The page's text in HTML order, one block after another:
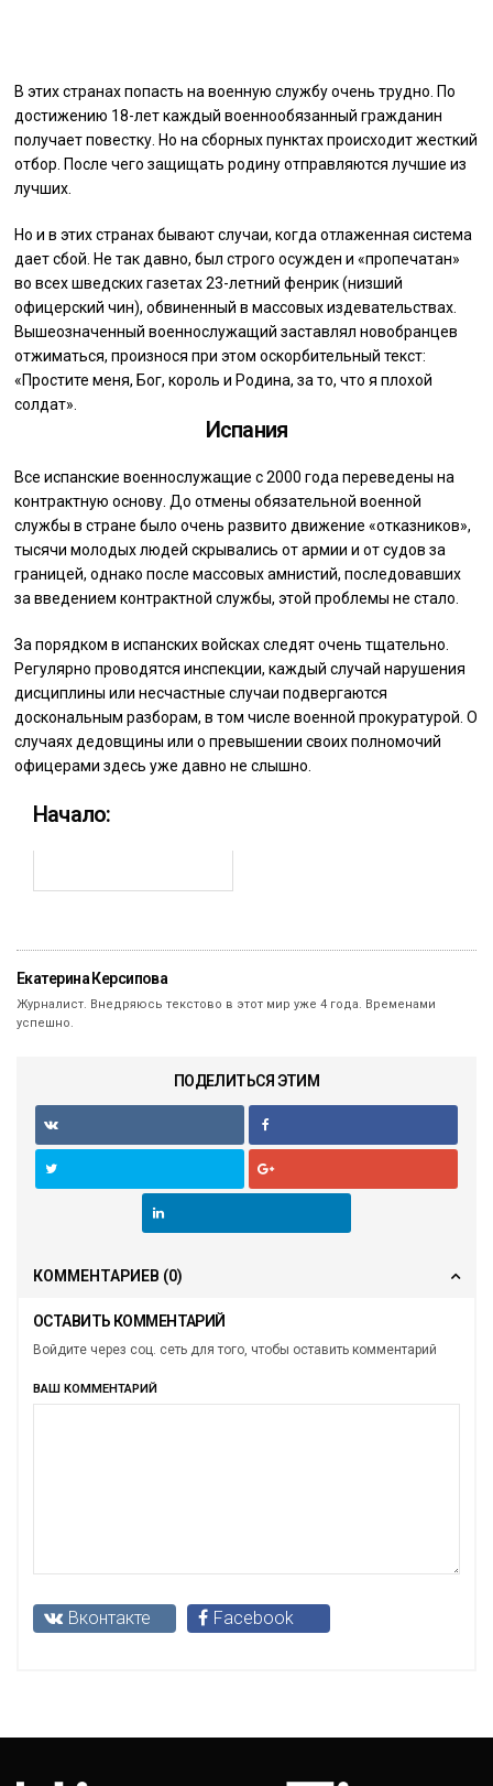
В этих странах попасть на военную службу очень трудно. По
достижению 18-лет каждый военнообязанный гражданин
получает повестку. Но на сборных пунктах происходит жесткий
отбор. После чего защищать родину отправляются лучшие из
лучших.
Но и в этих странах бывают случаи, когда отлаженная система
дает сбой. Не так давно, был строго осужден и «пропечатан»
во всех шведских газетах 23-летний фенрик (низший
офицерский чин), обвиненный в массовых издевательствах.
Вышеозначенный военнослужащий заставлял новобранцев
отжиматься, произнося при этом оскорбительный текст:
«Простите меня, Бог, король и Родина, за то, что я плохой
солдат».
Испания
Все испанские военнослужащие с 2000 года переведены на
контрактную основу. До отмены обязательной военной
службы в стране было очень развито движение «отказников»,
тысячи молодых людей скрывались от армии и от судов за
границей, однако после массовых амнистий, последовавших
за введением контрактной службы, этой проблемы не стало.
За порядком в испанских войсках следят очень тщательно.
Регулярно проводятся инспекции, каждый случай нарушения
дисциплины или несчастные случаи подвергаются
доскональным разборам, в том числе военной прокуратурой. О
случаях дедовщины или о превышении своих полномочий
офицерами здесь уже давно не слышно.
Начало:
Екатерина Керсипова
Журналист. Внедряюсь текстово в этот мир уже 4 года. Временами
успешно.
ПОДЕЛИТЬСЯ ЭТИМ
КОММЕНТАРИЕВ (0)
ОСТАВИТЬ КОММЕНТАРИЙ
Войдите через соц. сеть для того, чтобы оставить комментарий
ВАШ КОММЕНТАРИЙ
Вконтакте Facebook